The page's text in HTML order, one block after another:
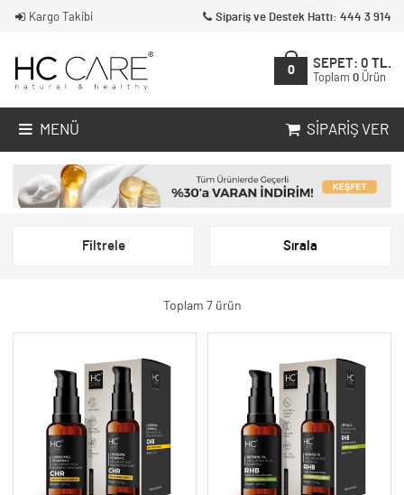
Kargo Takibi Sipariş ve Destek Hattı: 444 3 914
0
SEPET: 0 TL.
Toplam 0 Ürün
MENÜ SIPARIŞ VER
Filtrele Sırala
Toplam 7 ürün